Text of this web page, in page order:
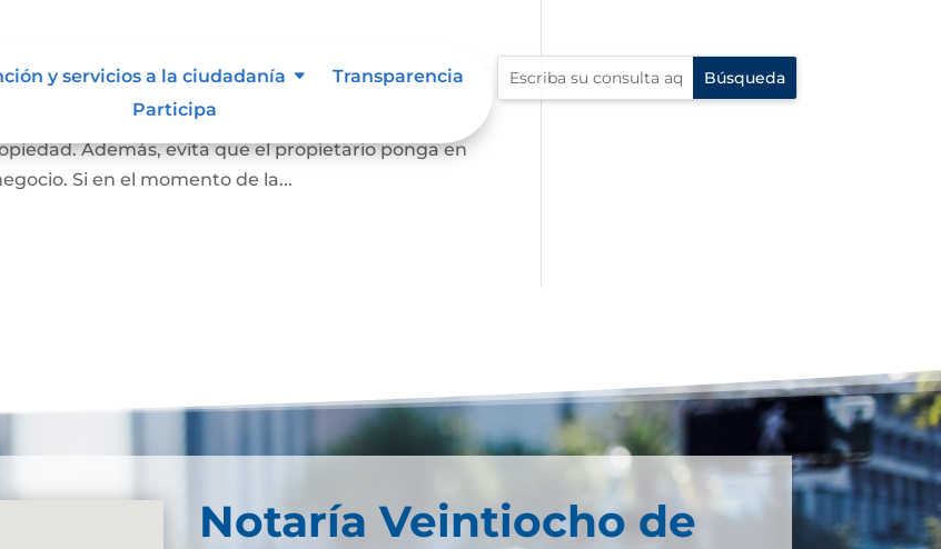
y servicios a la ciudadanía
Transparencia
Participa
de una familia, que impide el embargo que
Además, evita que el propietario ponga en
Si en el momento de la...
Notaría Veintiocho de